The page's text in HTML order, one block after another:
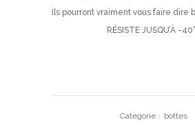
Ils pourront vraiment vous faire dire
RÉSISTE JUSQU’À -
Catégorie : bottes